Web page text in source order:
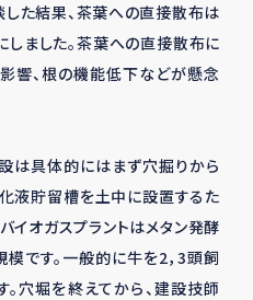
た結果、茶葉への直接散布は
ました。茶葉への直接散布に
響、根の機能低下などが懸念
は具体的にはまず穴掘りから
液貯留槽を土中に設置するた
イオガスプラントはメタン発酵
です。一般的に牛を2，3頭飼
穴堀を終えてから、建設技師